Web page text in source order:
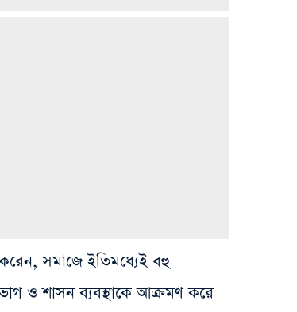
করেন, সমাজে ইতিমধ্যেই বহু
ও শাসন ব্যবস্থাকে আক্রমণ করে